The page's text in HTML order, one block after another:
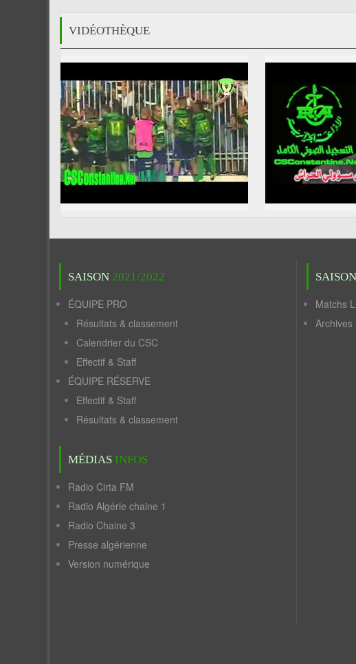
VIDÉOTHÈQUE
SAISON 2021/2022
ÉQUIPE PRO
Résultats & classement
Calendrier du CSC
Effectif & Staff
ÉQUIPE RÉSERVE
Effectif & Staff
Résultats & classement
MÉDIAS INFOS
Radio Cirta FM
Radio Algérie chaine 1
Radio Chaine 3
Presse algérienne
Version numérique
Matchs
Archives